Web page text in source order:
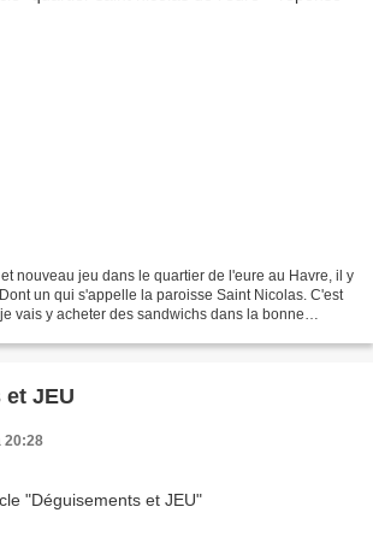
nouveau jeu dans le quartier de l'eure au Havre, il y
un qui s'appelle la paroisse Saint Nicolas. C'est
vais y acheter des sandwichs dans la bonne
et JEU
20:28